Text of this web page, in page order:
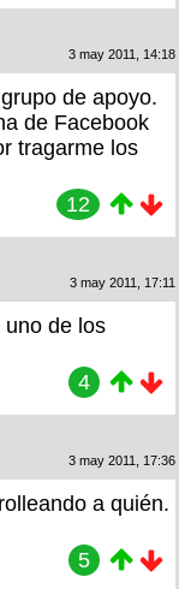
3 may 2011, 14:18
de apoyo.
de Facebook
tragarme los
12
3 may 2011, 17:11
uno de los
4
3 may 2011, 17:36
a quién.
5